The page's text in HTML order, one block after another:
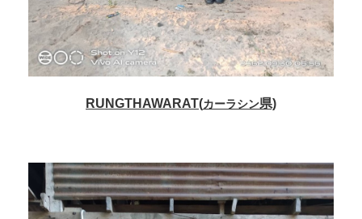
RUNGTHAWARAT(カーラシン県)